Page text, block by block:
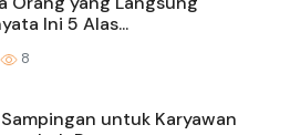
Ini 5 Alas...
8
Sampingan untuk Karyawan